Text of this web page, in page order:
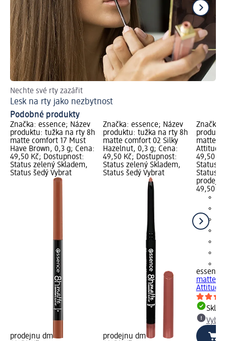
Nechte své rty zazářit
Lesk na rty jako nezbytnost
Podobné produkty
Značka: essence; Název
produktu: tužka na rty 8h
matte comfort 17 Must
Have Brown, 0,3 g; Cena:
49,50 Kč; Dostupnost:
Status zelený Skladem,
Status šedý Vybrat
prodejnu dm
Značka: essence; Název
produktu: tužka na rty 8h
matte comfort 02 Silky
Hazelnut, 0,3 g; Cena:
49,50 Kč; Dostupnost:
Status zelený Skladem,
Status šedý Vybrat
prodejnu dm
Značka:
matte
Attitude,
49,50
Status
Status
49,50 Kč
essence
matte
Attitude,